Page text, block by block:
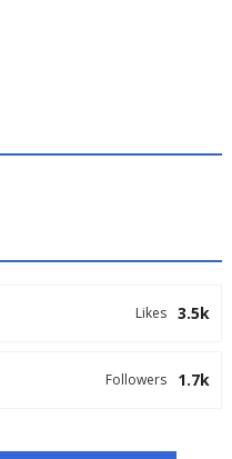
3.5k
Likes
1.7k
Followers